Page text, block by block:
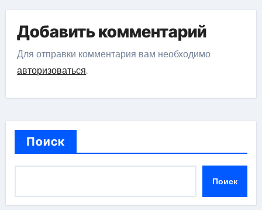
Добавить комментарий
Для отправки комментария вам необходимо
авторизоваться.
Поиск
Поиск